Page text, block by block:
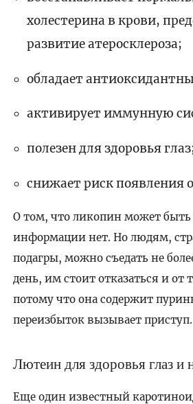
холестерина в крови,
развитие атеросклероза;
обладает
активирует иммунную
полезен для здоровья
снижает риск появления
О том, что ликопин может быть
информации нет. Но людям,
подагры, можно съедать не
день, им стоит отказаться и от
потому что она содержит
переизбыток вызывает приступ.
Лютеин для здоровья глаз и
Еще один известный